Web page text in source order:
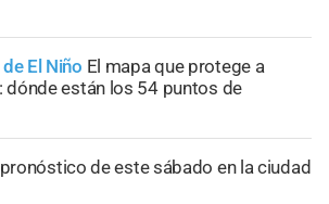
El Niño El mapa que protege a
dónde están los 54 puntos de
de este sábado en la ciudad